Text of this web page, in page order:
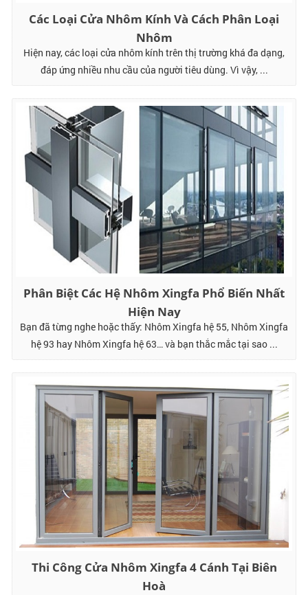
Các Loại Cửa Nhôm Kính Và Cách Phân Loại
Nhôm
Hiện nay, các loại cửa nhôm kính trên thị trường khá đa dạng,
đáp ứng nhiều nhu cầu của người tiêu dùng. Vì vậy, ...
Phân Biệt Các Hệ Nhôm Xingfa Phổ Biến Nhất
Hiện Nay
Bạn đã từng nghe hoặc thấy: Nhôm Xingfa hệ 55, Nhôm Xingfa
hệ 93 hay Nhôm Xingfa hệ 63… và bạn thắc mắc tại sao ...
Thi Công Cửa Nhôm Xingfa 4 Cánh Tại Biên
Hoà